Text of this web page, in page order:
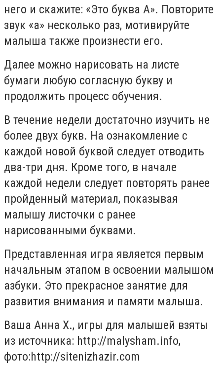
него и скажите: «Это буква А». Повторите
звук «а» несколько раз, мотивируйте
малыша также произнести его.
Далее можно нарисовать на листе
бумаги любую согласную букву и
продолжить процесс обучения.
В течение недели достаточно изучить не
более двух букв. На ознакомление с
каждой новой буквой следует отводить
два-три дня. Кроме того, в начале
каждой недели следует повторять ранее
пройденный материал, показывая
малышу листочки с ранее
нарисованными буквами.
Представленная игра является первым
начальным этапом в освоении малышом
азбуки. Это прекрасное занятие для
развития внимания и памяти малыша.
Ваша Анна Х., игры для малышей взяты
из источника: http://malysham.info,
фото:http://sitenizhazir.com